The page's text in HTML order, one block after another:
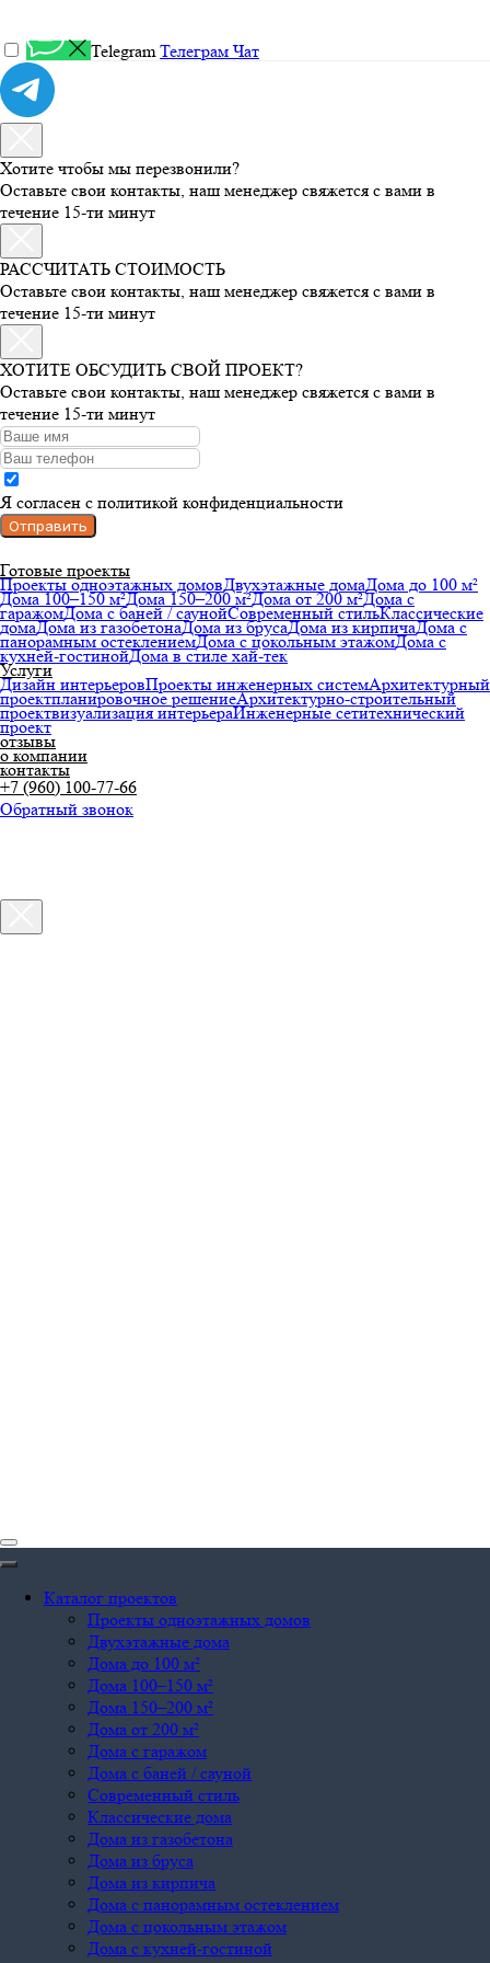
TelegramТелеграм Чат
Хотите чтобы мы перезвонили?
Оставьте свои контакты, наш менеджер свяжется с вами в
течение 15-ти минут
РАССЧИТАТЬ СТОИМОСТЬ
Оставьте свои контакты, наш менеджер свяжется с вами в
течение 15-ти минут
ХОТИТЕ ОБСУДИТЬ СВОЙ ПРОЕКТ?
Оставьте свои контакты, наш менеджер свяжется с вами в
течение 15-ти минут
Я согласен с политикой конфиденциальности
Отправить
Готовые проекты
Проекты одноэтажных домовДвухэтажные домаДома до 100 м²
Дома 100–150 м²Дома 150–200 м²Дома от 200 м²Дома с
гаражомДома с баней / саунойСовременный стильКлассические
домаДома из газобетонаДома из брусаДома из кирпичаДома с
панорамным остеклениемДома с цокольным этажомДома с
кухней-гостинойДома в стиле хай-тек
Услуги
Дизайн интерьеровПроекты инженерных системАрхитектурный
проектпланировочное решениеАрхитектурно-строительный
проектвизуализация интерьераИнженерные сетитехнический
проект
отзывы
о компании
контакты
+7 (960) 100-77-66
Обратный звонок
Каталог проектов
Проекты одноэтажных домов
Двухэтажные дома
Дома до 100 м²
Дома 100–150 м²
Дома 150–200 м²
Дома от 200 м²
Дома с гаражом
Дома с баней / сауной
Современный стиль
Классические дома
Дома из газобетона
Дома из бруса
Дома из кирпича
Дома с панорамным остеклением
Дома с цокольным этажом
Дома с кухней-гостиной